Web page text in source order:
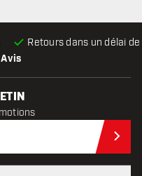
Retours dans un délai de